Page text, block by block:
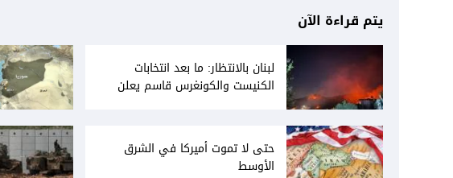
يتم قراءة الآن
لبنان بالانتظار: ما بعد انتخابات
الكنيست والكونغرس قاسم يعلن
حتى لا تموت أميركا في الشرق
الأوسط